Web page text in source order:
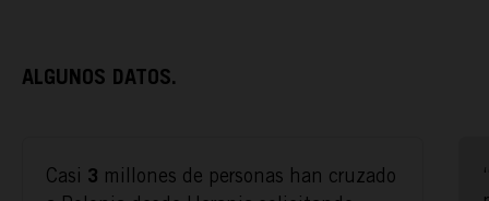
ALGUNOS DATOS.
Casi 3 millones de personas han cruzado